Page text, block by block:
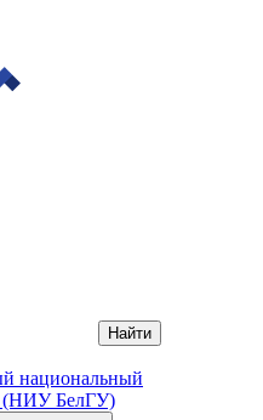
Найти